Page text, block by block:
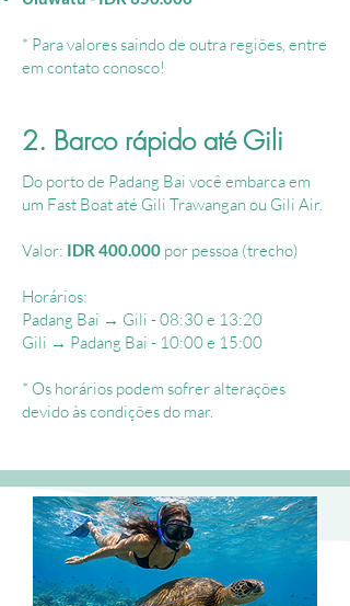
​* Para valores saindo de outra regiões, entre
em contato conosco!
2. Barco rápido até Gili
Do porto de Padang Bai você embarca em
um Fast Boat até Gili Trawangan ou Gili Air.
Valor: IDR 400.000 por pessoa (trecho)
Horários:
Padang Bai → Gili - 08:30 e 13:20
Gili → Padang Bai - 10:00 e 15:00
​* Os horários podem sofrer alterações
devido às condições do mar.